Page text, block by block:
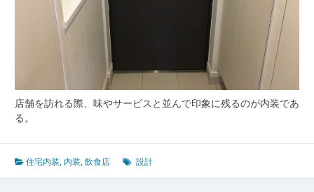
店舗を訪れる際、味やサービスと並んで印象に残るのが内装であ
る。
住宅内装, 内装,飲食店 設計